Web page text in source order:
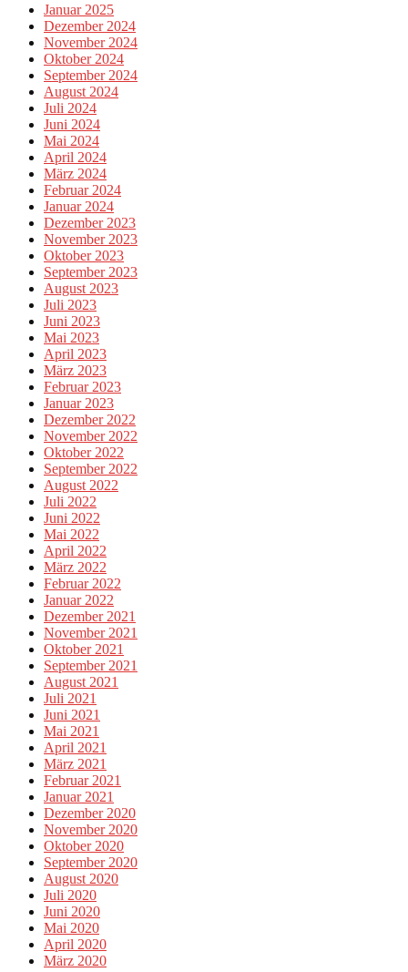
Januar 2025
Dezember 2024
November 2024
Oktober 2024
September 2024
August 2024
Juli 2024
Juni 2024
Mai 2024
April 2024
März 2024
Februar 2024
Januar 2024
Dezember 2023
November 2023
Oktober 2023
September 2023
August 2023
Juli 2023
Juni 2023
Mai 2023
April 2023
März 2023
Februar 2023
Januar 2023
Dezember 2022
November 2022
Oktober 2022
September 2022
August 2022
Juli 2022
Juni 2022
Mai 2022
April 2022
März 2022
Februar 2022
Januar 2022
Dezember 2021
November 2021
Oktober 2021
September 2021
August 2021
Juli 2021
Juni 2021
Mai 2021
April 2021
März 2021
Februar 2021
Januar 2021
Dezember 2020
November 2020
Oktober 2020
September 2020
August 2020
Juli 2020
Juni 2020
Mai 2020
April 2020
März 2020